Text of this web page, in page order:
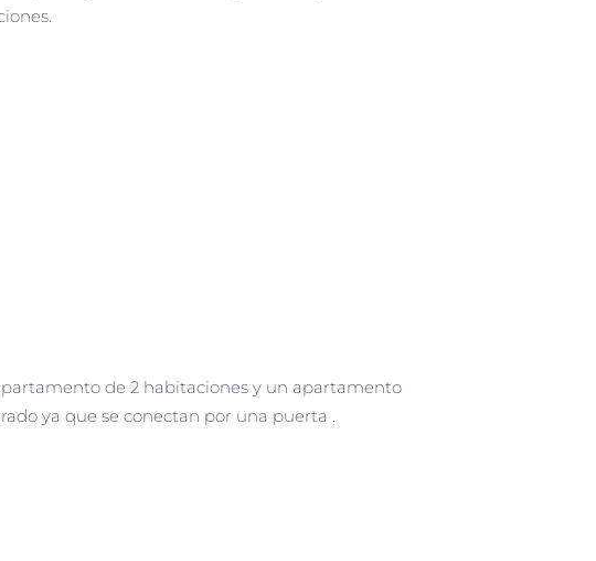
de 2 habitaciones y un apartamento
ya que se conectan por una puerta .